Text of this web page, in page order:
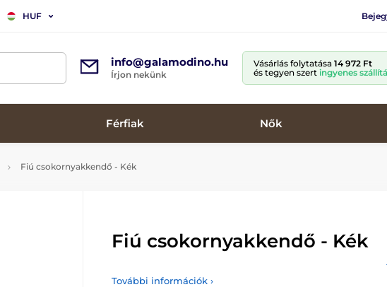
HUF
info@galamodino.hu
Írjon nekünk
Vásárlás folytatása 14 972 Ft
és tegyen szert ingyenes
Férfiak Nők
Fiú csokornyakkendő - Kék
Fiú csokornyakkendő - Kék
További információk ›